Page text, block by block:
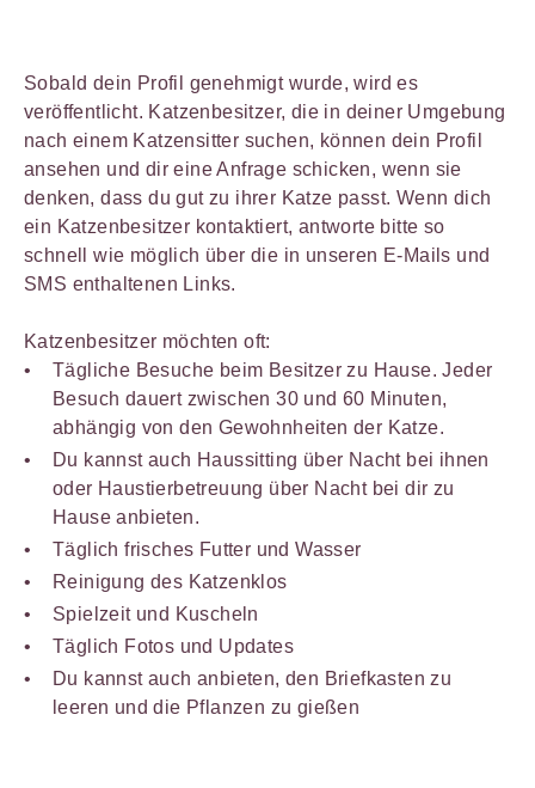
Sobald dein Profil genehmigt wurde, wird es
veröffentlicht. Katzenbesitzer, die in deiner Umgebung
nach einem Katzensitter suchen, können dein Profil
ansehen und dir eine Anfrage schicken, wenn sie
denken, dass du gut zu ihrer Katze passt. Wenn dich
ein Katzenbesitzer kontaktiert, antworte bitte so
schnell wie möglich über die in unseren E-Mails und
SMS enthaltenen Links.
Katzenbesitzer möchten oft:
Tägliche Besuche beim Besitzer zu Hause. Jeder
Besuch dauert zwischen 30 und 60 Minuten,
abhängig von den Gewohnheiten der Katze.
Du kannst auch Haussitting über Nacht bei ihnen
oder Haustierbetreuung über Nacht bei dir zu
Hause anbieten.
Täglich frisches Futter und Wasser
Reinigung des Katzenklos
Spielzeit und Kuscheln
Täglich Fotos und Updates
Du kannst auch anbieten, den Briefkasten zu
leeren und die Pflanzen zu gießen